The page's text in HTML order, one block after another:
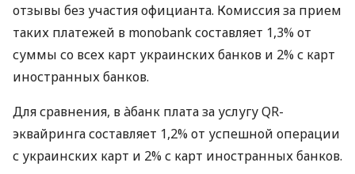
отзывы без участия официанта. Комиссия за прием
таких платежей в monobank составляет 1,3% от
суммы со всех карт украинских банков и 2% с карт
иностранных банков.
Для сравнения, в àбанк плата за услугу QR-
эквайринга составляет 1,2% от успешной операции
с украинских карт и 2% с карт иностранных банков.